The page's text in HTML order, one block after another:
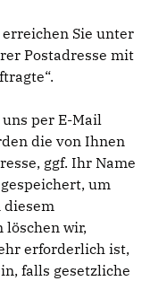
Sie unter
Postadresse mit
per E-Mail
die von Ihnen
ggf. Ihr Name
um
diesem
löschen wir,
erforderlich ist,
falls gesetzliche